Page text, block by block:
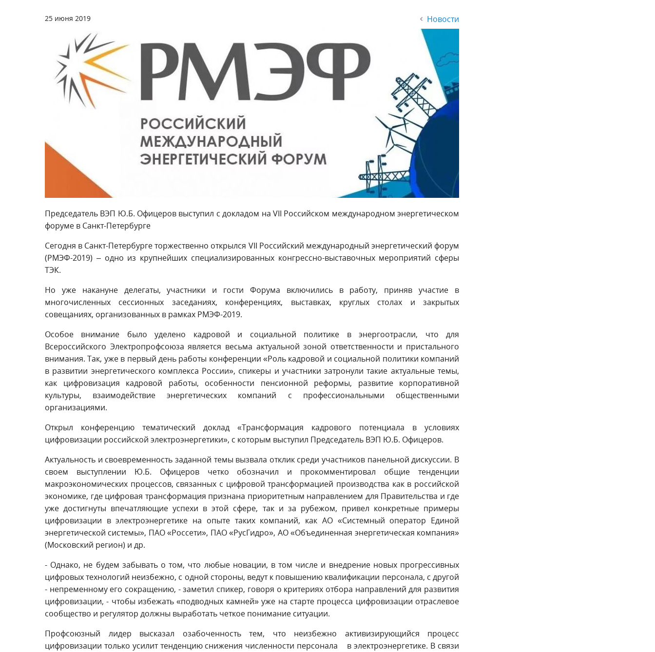
25 июня 2019 Новости
Председатель ВЭП Ю.Б. Офицеров выступил с докладом на VII Российском международном энергетическом
форуме в Санкт-Петербурге
Сегодня в Санкт-Петербурге торжественно открылся VII Российский международный энергетический форум
(РМЭФ-2019) – одно из крупнейших специализированных конгрессно-выставочных мероприятий сферы
ТЭК.
Но уже накануне делегаты, участники и гости Форума включились в работу, приняв участие в
многочисленных сессионных заседаниях, конференциях, выставках, круглых столах и закрытых
совещаниях, организованных в рамках РМЭФ-2019.
Особое внимание было уделено кадровой и социальной политике в энергоотрасли, что для
Всероссийского Электропрофсоюза является весьма актуальной зоной ответственности и пристального
внимания. Так, уже в первый день работы конференции «Роль кадровой и социальной политики компаний
в развитии энергетического комплекса России», спикеры и участники затронули такие актуальные темы,
как цифровизация кадровой работы, особенности пенсионной реформы, развитие корпоративной
культуры, взаимодействие энергетических компаний с профессиональными общественными
организациями.
Открыл конференцию тематический доклад «Трансформация кадрового потенциала в условиях
цифровизации российской электроэнергетики», с которым выступил Председатель ВЭП Ю.Б. Офицеров.
Актуальность и своевременность заданной темы вызвала отклик среди участников панельной дискуссии. В
своем выступлении Ю.Б. Офицеров четко обозначил и прокомментировал общие тенденции
макроэкономических процессов, связанных с цифровой трансформацией производства как в российской
экономике, где цифровая трансформация признана приоритетным направлением для Правительства и где
уже достигнуты впечатляющие успехи в этой сфере, так и за рубежом, привел конкретные примеры
цифровизации в электроэнергетике на опыте таких компаний, как АО «Системный оператор Единой
энергетической системы», ПАО «Россети», ПАО «РусГидро», АО «Объединенная энергетическая компания»
(Московский регион) и др.
- Однако, не будем забывать о том, что любые новации, в том числе и внедрение новых прогрессивных
цифровых технологий неизбежно, с одной стороны, ведут к повышению квалификации персонала, с другой
- непременному его сокращению, - заметил спикер, говоря о критериях отбора направлений для развития
цифровизации, - чтобы избежать «подводных камней» уже на старте процесса цифровизации отраслевое
сообщество и регулятор должны выработать четкое понимание ситуации.
Профсоюзный лидер высказал озабоченность тем, что неизбежно активизирующийся процесс
цифровизации только усилит тенденцию снижения численности персонала в электроэнергетике. В связи